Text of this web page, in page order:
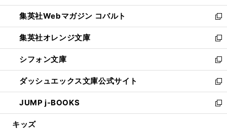
開
く
ウ
で
開
く
ン
ド
ウ
で
開
く
ウ
ィ
ン
ド
ウ
で
開
く
集英社Webマガジン コバルト
新
し
い
ウ
ィ
ン
ド
ウ
で
開
集英社オレンジ文庫
新
し
い
ウ
ィ
ン
ド
ウ
シフォン文庫
新
し
い
ウ
ィ
ン
ダッシュエックス文庫公式サイト
新
し
い
ウ
JUMP j-BOOKS
新
し
キッズ